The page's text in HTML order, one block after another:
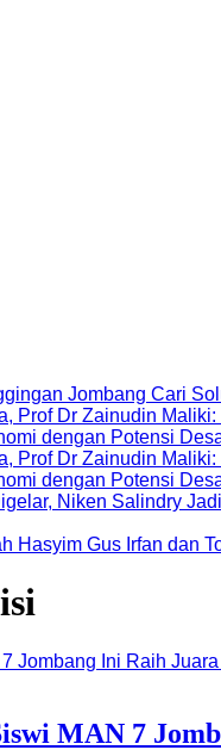
dengan Potensi
dengan Potensi
Gus Irfan dan
MAN 7